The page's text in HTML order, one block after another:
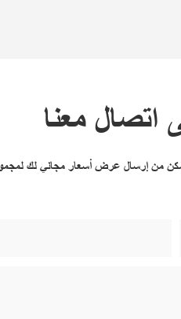
معنا
من إرسال عرض أسعار مجاني لك